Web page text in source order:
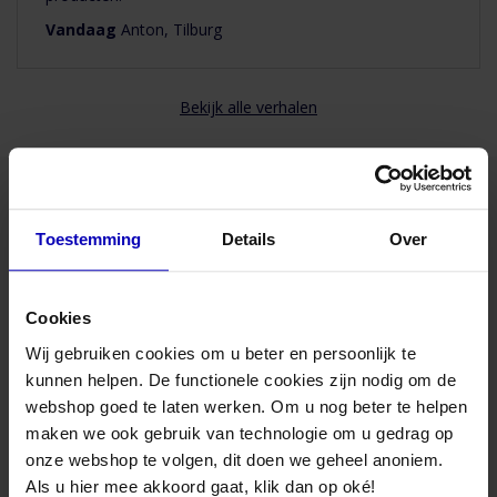
Toestemming Details Over
Cookies
Wij gebruiken cookies om u beter en persoonlijk te
kunnen helpen. De functionele cookies zijn nodig om de
webshop goed te laten werken. Om u nog beter te helpen
maken we ook gebruik van technologie om u gedrag op
onze webshop te volgen, dit doen we geheel anoniem.
Als u hier mee akkoord gaat, klik dan op oké!
Minder stofzuigen door minder stofophoping
Minder kans op virusverspreiding
Minder schimmelsporen
Kortom, betere leefomstandigheden in uw eigen huis!
Waarom Zehnder ComfoAir Q - WTW filters bij
FilterFabriek.nl bestellen
Onze filterkwaliteit wordt aanbevolen door de grootste fabrikanten
Het beschermen van de interne componenten in de WTW-unit.
Het beschermen en schoonhouden van de kanalen.
Sterk en van hoge kwaliteit.
Hoog stofhoudend vermogen. (testrapport op aanvraag)
M1 brandwerend medium verkrijbaar op aanvraag.
Vandaag Anton, Tilburg
Bekijk alle verhalen
Advies nodig van onze specialisten?
Bel naar 085-8221636
Mail met ons